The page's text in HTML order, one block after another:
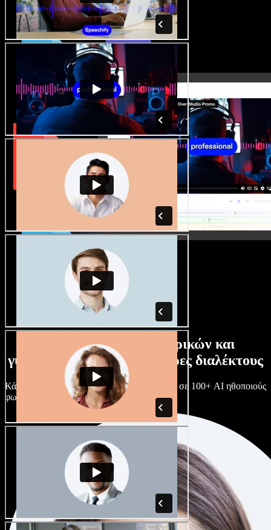
Τεράστια συλλογή ανδρικών και
γυναικείων φωνών με άπειρες διαλέκτους
Κάθε έργο είναι μοναδικό. Διάλεξε ανάμεσα σε 100+ AI ηθοποιούς
φωνής & διαλέκτους και κάν’ τους όπως θες.